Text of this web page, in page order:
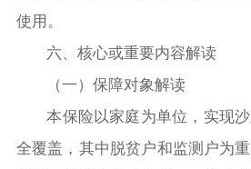
使用。
六、核心或重要内容解读
（一）保障对象解读
本保险以家庭为单位，实现
全覆盖，其中脱贫户和监测户为